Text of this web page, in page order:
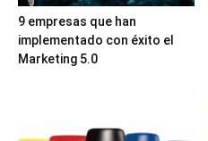
9 empresas que han
implementado con éxito el
Marketing 5.0